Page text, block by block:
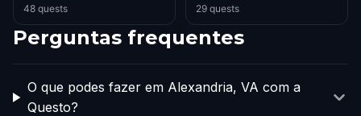
48 quests 29 quests
Perguntas frequentes
O que podes fazer em Alexandria, VA com a
Questo?